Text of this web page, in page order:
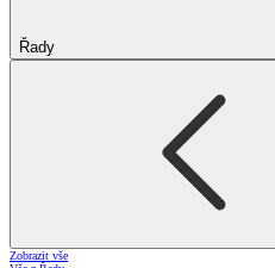
Řady
Zobrazit vše